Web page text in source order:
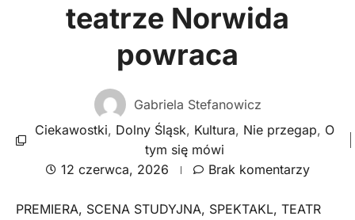
teatrze Norwida
powraca
Gabriela Stefanowicz
Ciekawostki, Dolny Śląsk, Kultura, Nie przegap, O
tym się mówi
12 czerwca, 2026
Brak komentarzy
PREMIERA, SCENA STUDYJNA, SPEKTAKL, TEATR